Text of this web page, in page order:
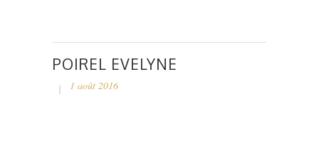
POIREL EVELYNE
1 août 2016